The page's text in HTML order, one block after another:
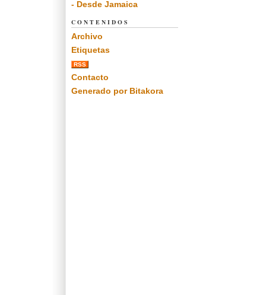
- Desde Jamaica
CONTENIDOS
Archivo
Etiquetas
RSS
Contacto
Generado por Bitakora